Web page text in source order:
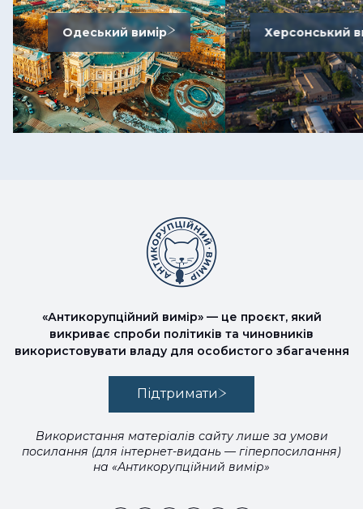
Одеський вимір Херсонський
«Антикорупційний вимір» — це проєкт, який
викриває спроби політиків та чиновників
використовувати владу для особистого збагачення
Підтримати
Використання матеріалів сайту лише за умови
посилання (для інтернет-видань — гіперпосилання)
на «Антикорупційний вимір»